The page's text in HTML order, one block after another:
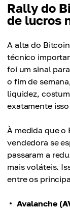
Rally do
de lucros
A alta do
técnico
foi um sinal
o fim de
liquidez,
exatamente
À medida que o
vendedora se
passaram a
mais voláteis.
entre os
Avalanche